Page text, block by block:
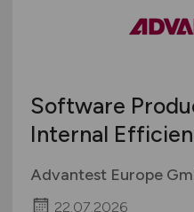
Software
Internal
Advantest Europe
22.07.2026